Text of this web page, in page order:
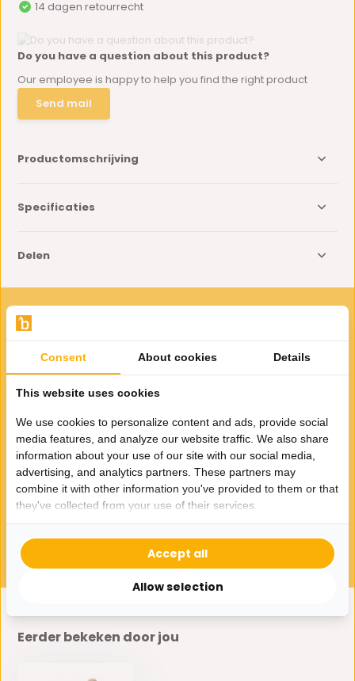
14 dagen retourrecht
Do you have a question about this product?
Our employee is happy to help you find the right product
Send mail
Productomschrijving
Specificaties
Delen
VOOR JOU GESELECTEERD
Gerelateerde producten
Luxe Voorraadpotten Nordic
Stripes | 3 - delig
18,95
Eerder bekeken door jou
Consent About cookies Details
This website uses cookies
We use cookies to personalize content and ads, provide social
media features, and analyze our website traffic. We also share
information about your use of our site with our social media,
advertising, and analytics partners. These partners may
combine it with other information you've provided to them or that
they've collected from your use of their services.
Allow selection
Accept all